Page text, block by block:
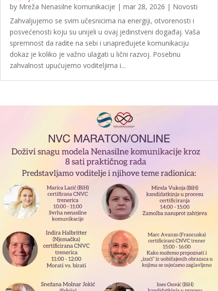
by Mreža Nenasilne komunikacije | mar 28, 2026 | Novosti
Zahvaljujemo se svim učesnicima na energiji, otvorenosti i
posvećenosti koju su unijeli u ovaj jedinstveni događaj. Vaša
spremnost da radite na sebi i unapređujete komunikaciju
dokaz je koliko je važno ulagati u lični razvoj. Posebnu
zahvalnost upućujemo voditeljima i...